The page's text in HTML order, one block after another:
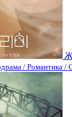
/ Романтика /